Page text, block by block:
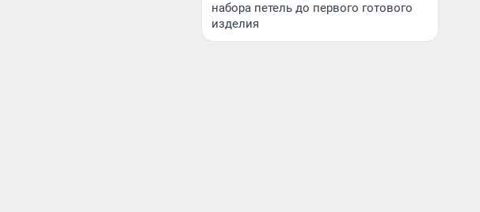
набора петель до первого готового
изделия